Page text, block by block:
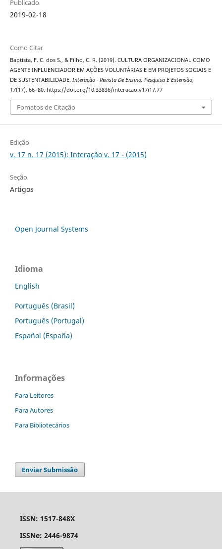
Publicado
2019-02-18
Como Citar
Baptista, F. C. dos S., & Filho, C. R. (2019). CULTURA ORGANIZACIONAL COMO
AGENTE INFLUENCIADOR EM AÇÕES VOLUNTÁRIAS E EM PROJETOS SOCIAIS E
DE SUSTENTABILIDADE. Interação - Revista De Ensino, Pesquisa E Extensão,
17(17), 66–80. https://doi.org/10.33836/interacao.v17i17.77
Fomatos de Citação
Edição
v. 17 n. 17 (2015): Interação v. 17 - (2015)
Seção
Artigos
Open Journal Systems
Idioma
English
Português (Brasil)
Português (Portugal)
Español (España)
Informações
Para Leitores
Para Autores
Para Bibliotecários
Enviar Submissão
ISSN: 1517-848X
ISSNe: 2446-9874